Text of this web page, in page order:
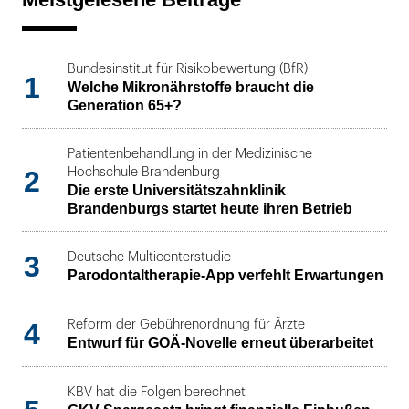
1
Bundesinstitut für Risikobewertung (BfR)
Welche Mikronährstoffe braucht die
Generation 65+?
2
Patientenbehandlung in der Medizinische
Hochschule Brandenburg
Die erste Universitätszahnklinik
Brandenburgs startet heute ihren Betrieb
3 Deutsche Multicenterstudie
Parodontaltherapie-App verfehlt Erwartungen
4 Reform der Gebührenordnung für Ärzte
Entwurf für GOÄ-Novelle erneut überarbeitet
KBV hat die Folgen berechnet